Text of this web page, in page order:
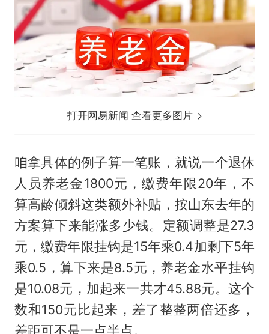
打开网易新闻 查看更多图片
咱拿具体的例子算一笔账，就说一个退休
人员养老金1800元，缴费年限20年，不
算高龄倾斜这类额外补贴，按山东去年的
方案算下来能涨多少钱。定额调整是27.3
元，缴费年限挂钩是15年乘0.4加剩下5年
乘0.5，算下来是8.5元，养老金水平挂钩
是10.08元，加起来一共才45.88元。这个
数和150元比起来，差了整整两倍还多，
差距可不是一点半点。